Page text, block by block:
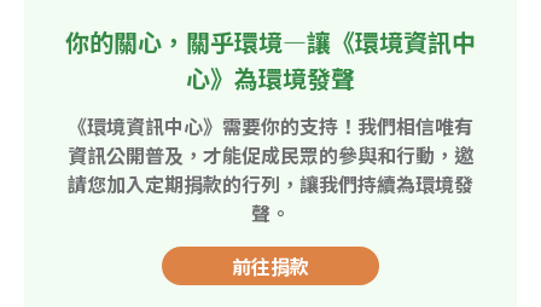
你的關心，關乎環境—讓《環境資訊中
心》為環境發聲
《環境資訊中心》需要你的支持！我們相信唯有
資訊公開普及，才能促成民眾的參與和行動，邀
請您加入定期捐款的行列，讓我們持續為環境發
聲。
前往捐款